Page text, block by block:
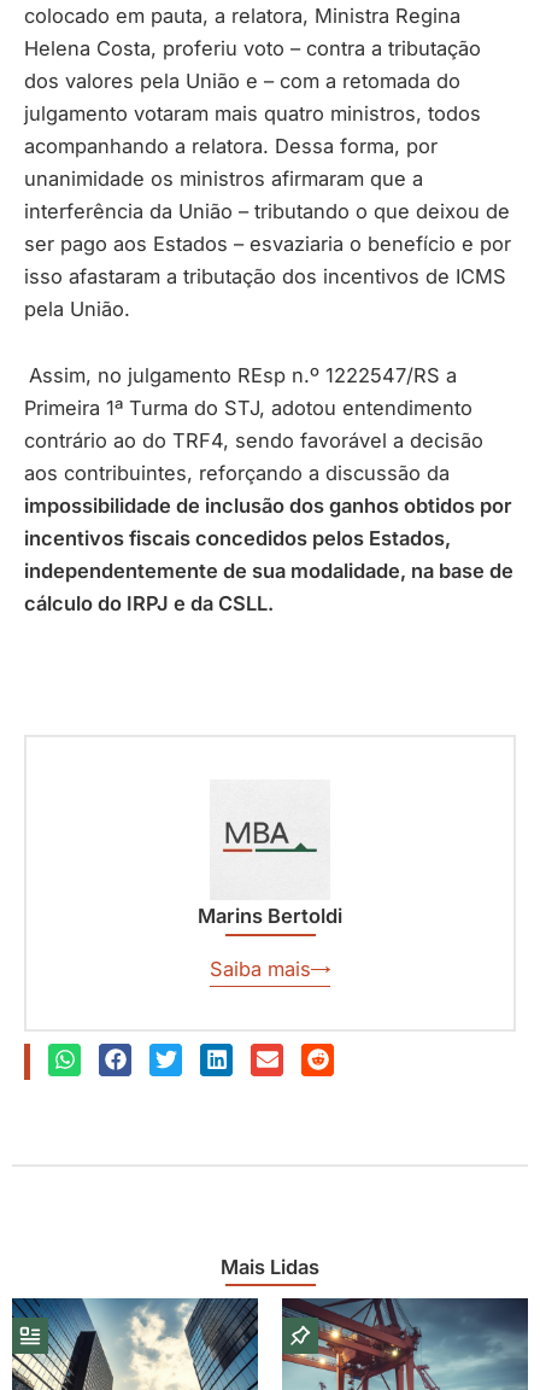
colocado em pauta, a relatora, Ministra Regina
Helena Costa, proferiu voto – contra a tributação
dos valores pela União e – com a retomada do
julgamento votaram mais quatro ministros, todos
acompanhando a relatora. Dessa forma, por
unanimidade os ministros afirmaram que a
interferência da União – tributando o que deixou de
ser pago aos Estados – esvaziaria o benefício e por
isso afastaram a tributação dos incentivos de ICMS
pela União.
Assim, no julgamento REsp n.º 1222547/RS a
Primeira 1ª Turma do STJ, adotou entendimento
contrário ao do TRF4, sendo favorável a decisão
aos contribuintes, reforçando a discussão da
impossibilidade de inclusão dos ganhos obtidos por
incentivos fiscais concedidos pelos Estados,
independentemente de sua modalidade, na base de
cálculo do IRPJ e da CSLL.
Marins Bertoldi
Saiba mais
Mais Lidas